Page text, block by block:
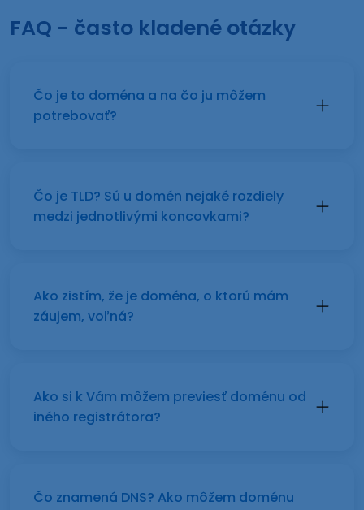
FAQ - často kladené otázky
Čo je to doména a na čo ju môžem
potrebovať?
Čo je TLD? Sú u domén nejaké rozdiely
medzi jednotlivými koncovkami?
Ako zistím, že je doména, o ktorú mám
záujem, voľná?
Ako si k Vám môžem previesť doménu od
iného registrátora?
Čo znamená DNS? Ako môžem doménu